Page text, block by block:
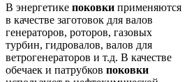
В энергетике поковки применяются
в качестве заготовок для валов
генераторов, роторов, газовых
турбин, гидровалов, валов для
ветрогенераторов и т.д. В качестве
обечаек и патрубков поковки